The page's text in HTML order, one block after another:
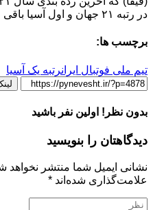
در رتبه ۲۱ جهان و اول آسیا باقی ماند.
برچسب ها:
تیم ملی فوتبال ایرانرتبه یک آسیا
بدون نظر! اولین نفر باشید
دیدگاهتان را بنویسید
نشانی ایمیل شما منتشر نخواهد
علامت‌گذاری شده‌اند *